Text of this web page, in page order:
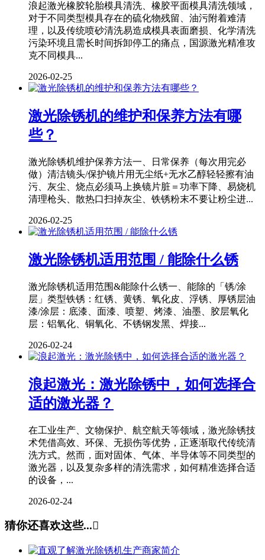
浪起激光橡胶轮胎模具清洗、橡胶平面模具清洗领域，
对于不同类型模具存在的硫化物残留、油污附着难清
理，以及传统喷砂清洗易造成模具表面磨损、化学清洗
污染环境且需长时间拆卸停工的痛点，国源激光精准攻
克不同模具...
2026-02-25
激光除锈机的维护和保养方法有哪
些？
激光除锈机维护保养方法一、日常保养（每次用完必
做）清洁镜头/保护镜片用无尘纸+无水乙醇轻轻擦有油
污、灰尘、烧点必须马上换镜片脏＝功率下降、易烧机
清理枪头、散热口扫掉灰尘、铁锈粉末不要让粉尘进...
2026-02-25
激光除锈机适用范围 / 能除什么锈
激光除锈机适用范围&能除什么锈一、能除的「锈/涂
层」类型铁锈：红锈、黄锈、氧化皮、浮锈、厚锈层油
漆/涂层：底漆、面漆、喷塑、烤漆、油墨、胶层氧化
层：铝氧化、铜氧化、不锈钢发黑、焊接...
2026-02-24
浪起激光：激光除锈中，如何选择合
适的激光器？
在工业生产、文物保护、航空航天等领域，激光除锈技
术凭借高效、环保、无损伤等优势，正逐渐取代传统清
洗方式。然而，面对固体、气体、半导体等不同类型的
激光器，以及复杂多样的清洗需求，如何精准选择合适
的设备，...
2026-02-24
猜你还喜欢这些...